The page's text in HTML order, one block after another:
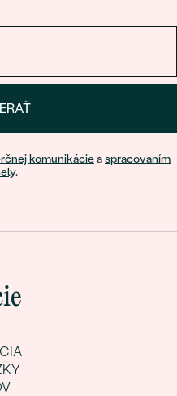
komunikácieaspracovaním
.